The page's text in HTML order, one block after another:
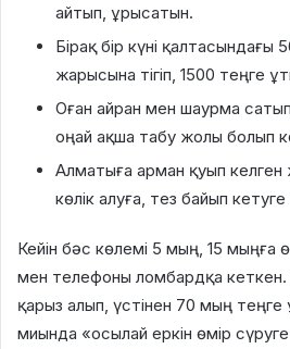
айтып, ұрысатын.
Бірақ бір күні қалтасындағы
жарысына тігіп, 1500 теңге
Оған айран мен шаурма
оңай ақша табу жолы болып
Алматыға арман қуып келген
көлік алуға, тез байып
Кейін бәс көлемі 5 мың, 15 мыңға
мен телефоны ломбардқа кеткен
қарыз алып, үстінен 70 мың
миында «осылай еркін өмір